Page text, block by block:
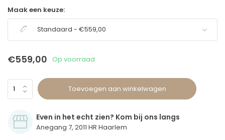
Maak een keuze:
Standaard - €559,00
€559,00 Op voorraad
Toevoegen aan winkelwagen
Even in het echt zien? Kom bij ons langs
Anegang 7, 2011 HR Haarlem